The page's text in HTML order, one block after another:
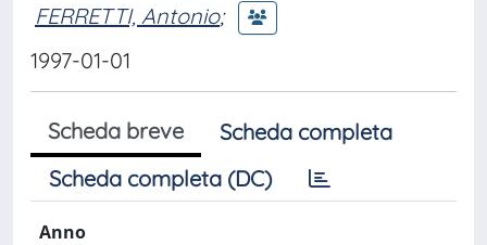
FERRETTI, Antonio;
1997-01-01
Scheda breve
Scheda completa
Scheda completa (DC)
Anno